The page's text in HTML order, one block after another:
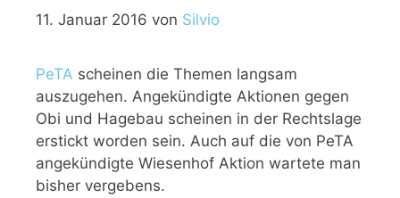
11. Januar 2016 von Silvio
PeTA scheinen die Themen langsam
auszugehen. Angekündigte Aktionen gegen
Obi und Hagebau scheinen in der Rechtslage
erstickt worden sein. Auch auf die von PeTA
angekündigte Wiesenhof Aktion wartete man
bisher vergebens.